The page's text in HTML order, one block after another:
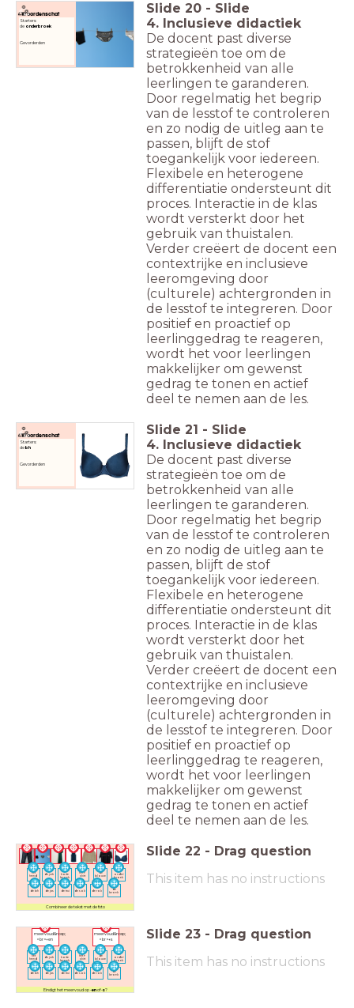
Woordenschat
Starters:
de onderbroek
Gevorderden
Slide 20 - Slide
4. Inclusieve didactiek
De docent past diverse
strategieën toe om de
betrokkenheid van alle
leerlingen te garanderen.
Door regelmatig het begrip
van de lesstof te controleren
en zo nodig de uitleg aan te
passen, blijft de stof
toegankelijk voor iedereen.
Flexibele en heterogene
differentiatie ondersteunt dit
proces. Interactie in de klas
wordt versterkt door het
gebruik van thuistalen.
Verder creëert de docent een
contextrijke en inclusieve
leeromgeving door
(culturele) achtergronden in
de lesstof te integreren. Door
positief en proactief op
leerlinggedrag te reageren,
wordt het voor leerlingen
makkelijker om gewenst
gedrag te tonen en actief
deel te nemen aan de les.
Woordenschat
Starters:
debh
Gevorderden
Slide 21 - Slide
4. Inclusieve didactiek
De docent past diverse
strategieën toe om de
betrokkenheid van alle
leerlingen te garanderen.
Door regelmatig het begrip
van de lesstof te controleren
en zo nodig de uitleg aan te
passen, blijft de stof
toegankelijk voor iedereen.
Flexibele en heterogene
differentiatie ondersteunt dit
proces. Interactie in de klas
wordt versterkt door het
gebruik van thuistalen.
Verder creëert de docent een
contextrijke en inclusieve
leeromgeving door
(culturele) achtergronden in
de lesstof te integreren. Door
positief en proactief op
leerlinggedrag te reageren,
wordt het voor leerlingen
makkelijker om gewenst
gedrag te tonen en actief
deel te nemen aan de les.
Combineer de tekst met de foto
het
hemd
de jurk
de
korte
broek
de rok
het t-
shirt
de
blouse
de
onder-
broek
de bh de trui de sok
de
broek
de jas
Slide 22 - Drag question
This item has no instructions
Eindigt het meervoud op - enof - s?
meervoud&nbsp;
<br>+en
meervoud&nbsp;
<br>+s
het
hemd
de jurk
de
korte
broek
de rok
het t-
shirt
de
blouse
de
onder-
broek
de bh de trui de sok
de
broek
de jas
Slide 23 - Drag question
This item has no instructions